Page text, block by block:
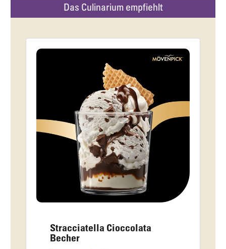
Das Culinarium empfiehlt
Stracciatella Cioccolata
Becher